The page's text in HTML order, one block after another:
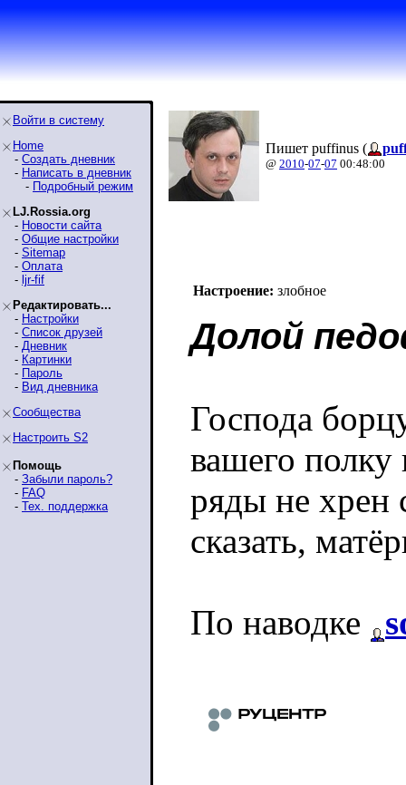
Войти в систему
Home
- Создать дневник
- Написать в дневник
- Подробный режим
LJ.Rossia.org
- Новости сайта
- Общие настройки
- Sitemap
- Оплата
- ljr-fif
Редактировать...
- Настройки
- Список друзей
- Дневник
- Картинки
- Пароль
- Вид дневника
Сообщества
Настроить S2
Помощь
- Забыли пароль?
- FAQ
- Тех. поддержка
Пишет puffinus (
@ 2010-07-07 00:48:00
Настроение: злобное
Долой
Господа
вашего
ряды не хрен
сказать,
По наводке